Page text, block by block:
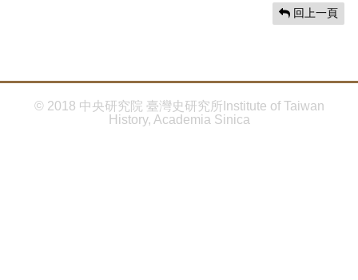
回上一頁
© 2018 中央研究院 臺灣史研究所Institute of Taiwan
History, Academia Sinica